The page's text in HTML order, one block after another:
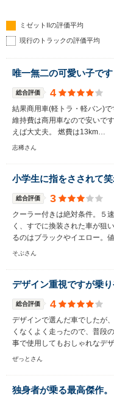
ミゼットIIの評価平均
現行のトラックの評価平均
唯一無二の可愛い子です
総合評価 4
結果商用車(軽トラ・軽バン)で
維持費は商用車なので安いで
えば大丈夫。 燃費は13km…
志稀さん
小学生に指をさされて
総合評価 3
クーラー付きは絶対条件。５
く、すでに換装された車が狙
るのはブラックやイエロー。
そぶさん
デザイン重視ですが乗
総合評価 4
デザインで選んだ車でしたが
くなくよく走ったので、普段
事で使用してもおしゃれなデ
ぜっとさん
独身者が乗る最高傑作。